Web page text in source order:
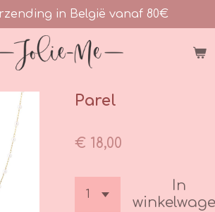
in België vanaf 80€
Parel
€ 18,00
In